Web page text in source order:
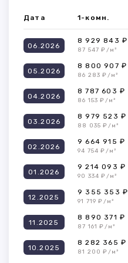
Дата 1-комн.
06.2026
8 929 843 ₽
87 547 ₽/м²
05.2026
8 800 907 ₽
86 283 ₽/м²
04.2026
8 787 603 ₽
86 153 ₽/м²
03.2026
8 979 523 ₽
88 035 ₽/м²
02.2026
9 664 915 ₽
94 754 ₽/м²
01.2026
9 214 093 ₽
90 334 ₽/м²
12.2025
9 355 353 ₽
91 719 ₽/м²
11.2025
8 890 371 ₽
87 161 ₽/м²
10.2025
8 282 365 ₽
81 200 ₽/м²